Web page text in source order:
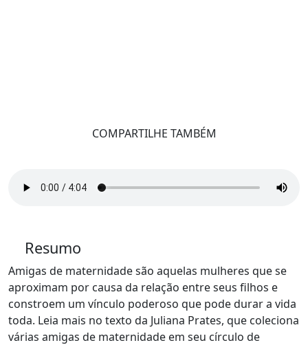
COMPARTILHE TAMBÉM
Resumo
Amigas de maternidade são aquelas mulheres que se
aproximam por causa da relação entre seus filhos e
constroem um vínculo poderoso que pode durar a vida
toda. Leia mais no texto da Juliana Prates, que coleciona
várias amigas de maternidade em seu círculo de